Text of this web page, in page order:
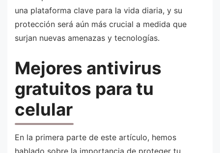
una plataforma clave para la vida diaria, y su
protección será aún más crucial a medida que
surjan nuevas amenazas y tecnologías.
Mejores antivirus
gratuitos para tu
celular
En la primera parte de este artículo, hemos